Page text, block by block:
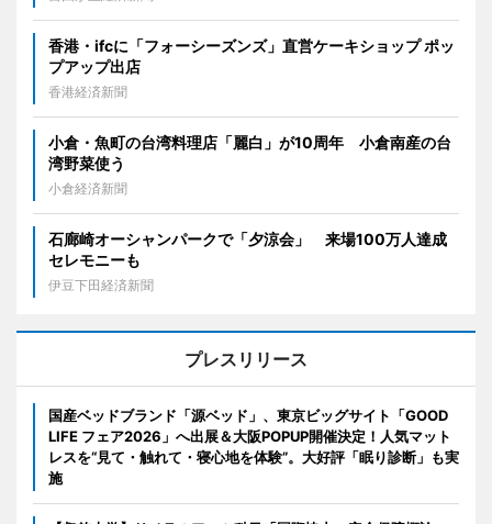
香港・ifcに「フォーシーズンズ」直営ケーキショップ ポッ
プアップ出店
香港経済新聞
小倉・魚町の台湾料理店「麗白」が10周年 小倉南産の台
湾野菜使う
小倉経済新聞
石廊崎オーシャンパークで「夕涼会」 来場100万人達成
セレモニーも
伊豆下田経済新聞
プレスリリース
国産ベッドブランド「源ベッド」、東京ビッグサイト「GOOD
LIFE フェア2026」へ出展＆大阪POPUP開催決定！人気マット
レスを“見て・触れて・寝心地を体験”。大好評「眠り診断」も実
施